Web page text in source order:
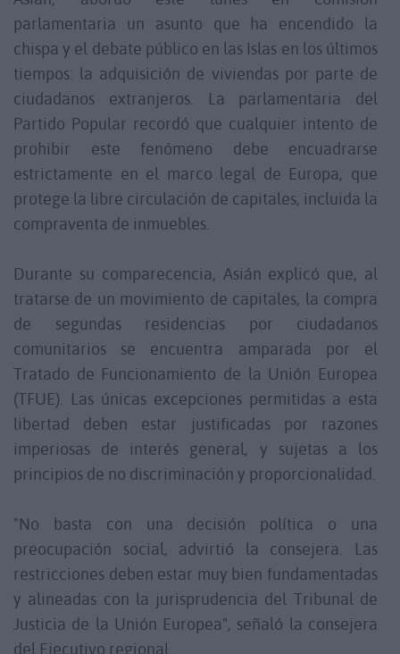
parlamentaria un asunto que ha encendido la
chispa y el debate público en las Islas en los últimos
tiempos: la adquisición de viviendas por parte de
ciudadanos extranjeros. La parlamentaria del
Partido Popular recordó que cualquier intento de
prohibir este fenómeno debe encuadrarse
estrictamente en el marco legal de Europa, que
protege la libre circulación de capitales, incluida la
compraventa de inmuebles.
Durante su comparecencia, Asián explicó que, al
tratarse de un movimiento de capitales, la compra
de segundas residencias por ciudadanos
comunitarios se encuentra amparada por el
Tratado de Funcionamiento de la Unión Europea
(TFUE). Las únicas excepciones permitidas a esta
libertad deben estar justificadas por razones
imperiosas de interés general, y sujetas a los
principios de no discriminación y proporcionalidad.
"No basta con una decisión política o una
preocupación social, advirtió la consejera. Las
restricciones deben estar muy bien fundamentadas
y alineadas con la jurisprudencia del Tribunal de
Justicia de la Unión Europea", señaló la consejera
del Ejecutivo regional.